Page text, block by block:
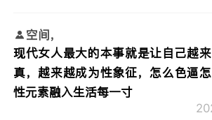
空间，
现代女人最大的本事就是让自己越
真，越来越成为性象征，怎么色逼
性元素融入生活每一寸